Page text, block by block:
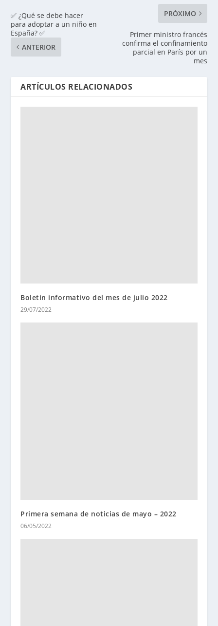
✅ ¿Qué se debe hacer
para adoptar a un niño en
España? ✅
ANTERIOR
PRÓXIMO
Primer ministro francés
confirma el confinamiento
parcial en París por un
mes
ARTÍCULOS RELACIONADOS
Boletín informativo del mes de julio 2022
29/07/2022
Primera semana de noticias de mayo – 2022
06/05/2022